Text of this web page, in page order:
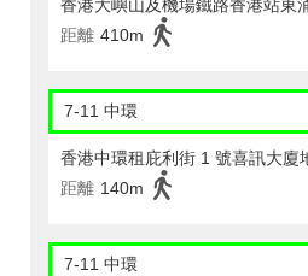
香港大嶼山及機場鐵路香港站東
距離 410m
7-11 中環
香港中環租庇利街 1 號喜訊大廈
距離 140m
7-11 中環